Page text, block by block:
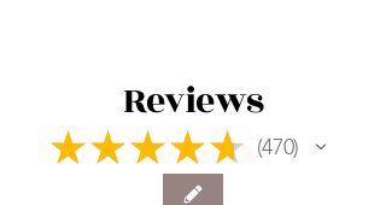
Reviews
★ ★ ★ ★ ★ 470
470